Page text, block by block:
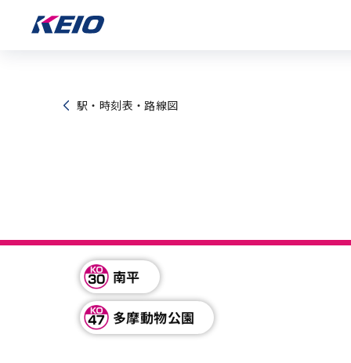
駅・時刻表・路線図
南平
多摩動物公園